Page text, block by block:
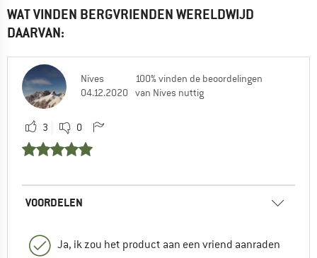
WAT VINDEN BERGVRIENDEN WERELDWIJD
DAARVAN:
Nives
04.12.2020
100% vinden de beoordelingen
van Nives nuttig
3 0
VOORDELEN
Ja, ik zou het product aan een vriend aanraden